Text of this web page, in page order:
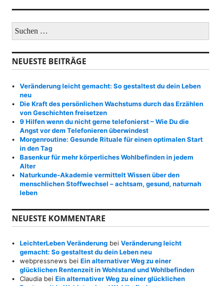
u
h
e
n
c
:
NEUESTE BEITRÄGE
Veränderung leicht gemacht: So gestaltest du dein Leben
neu
Die Kraft des persönlichen Wachstums durch das Erzählen
von Geschichten freisetzen
9 Hilfen wenn du nicht gerne telefonierst – Wie Du die
Angst vor dem Telefonieren überwindest
Morgenroutine: Gesunde Rituale für einen optimalen Start
in den Tag
Basenkur für mehr körperliches Wohlbefinden in jedem
Alter
Naturkunde-Akademie vermittelt Wissen über den
menschlichen Stoffwechsel – achtsam, gesund, naturnah
leben
NEUESTE KOMMENTARE
LeichterLeben Veränderung beiVeränderung leicht
gemacht: So gestaltest du dein Leben neu
webpressnews beiEin alternativer Weg zu einer
glücklichen Rentenzeit in Wohlstand und Wohlbefinden
Claudia beiEin alternativer Weg zu einer glücklichen